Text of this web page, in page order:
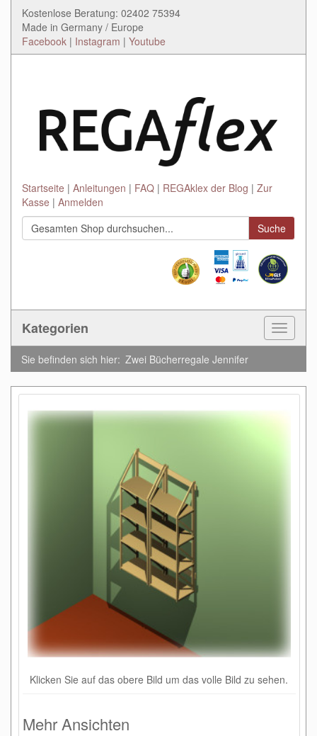
Kostenlose Beratung: 02402 75394
Made in Germany / Europe
Facebook | Instagram | Youtube
Startseite Anleitungen FAQ REGAklex der Blog
Zur
Kasse
Anmelden
Suche
Kategorien
Toggle
Sie befinden sich hier: Zwei Bücherregale Jennifer
Klicken Sie auf das obere Bild um das volle Bild zu sehen.
Mehr Ansichten